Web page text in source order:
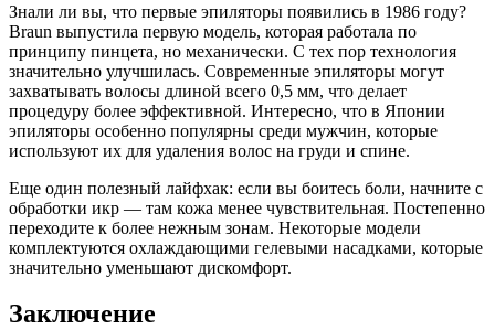
Знали ли вы, что первые эпиляторы появились в 1986 году?
Braun выпустила первую модель, которая работала по
принципу пинцета, но механически. С тех пор технология
значительно улучшилась. Современные эпиляторы могут
захватывать волосы длиной всего 0,5 мм, что делает
процедуру более эффективной. Интересно, что в Японии
эпиляторы особенно популярны среди мужчин, которые
используют их для удаления волос на груди и спине.
Еще один полезный лайфхак: если вы боитесь боли, начните с
обработки икр — там кожа менее чувствительная. Постепенно
переходите к более нежным зонам. Некоторые модели
комплектуются охлаждающими гелевыми насадками, которые
значительно уменьшают дискомфорт.
Заключение